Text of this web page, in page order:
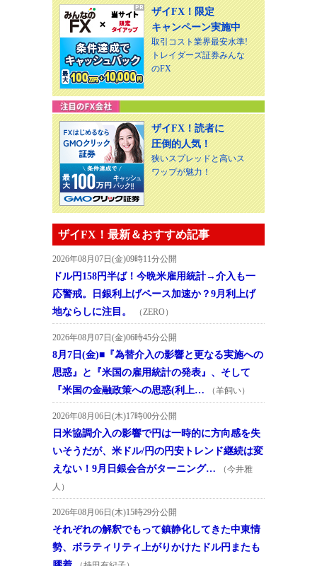
ザイFX！限定
キャンペーン実施中
取引コスト業界最安水準!
トレイダーズ証券みんな
のFX
ザイFX！読者に
圧倒的人気！
狭いスプレッドと高いス
ワップが魅力！
ザイFX！最新＆おすすめ記事
2026年08月07日(金)09時11分公開
ドル円158円半ば！今晩米雇用統計→介入も一
応警戒。日銀利上げペース加速か？9月利上げ
地ならしに注目。
（ZERO）
2026年08月07日(金)06時45分公開
8月7日(金)■『為替介入の影響と更なる実施への
思惑』と『米国の雇用統計の発表』、そして
『米国の金融政策への思惑(利上…
（羊飼い）
2026年08月06日(木)17時00分公開
日米協調介入の影響で円は一時的に方向感を失
いそうだが、米ドル/円の円安トレンド継続は変
えない！9月日銀会合がターニング…
（今井雅
人）
2026年08月06日(木)15時29分公開
それぞれの解釈でもって鎮静化してきた中東情
勢、ボラティリティ上がりかけたドル円またも